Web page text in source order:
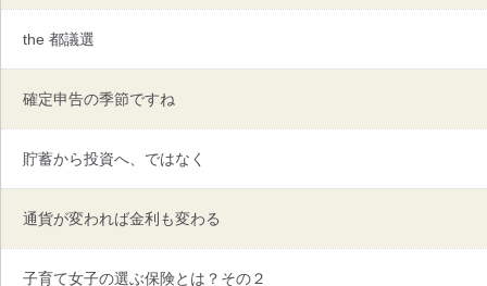
the 都議選
確定申告の季節ですね
貯蓄から投資へ、ではなく
通貨が変われば金利も変わる
子育て女子の選ぶ保険とは？その２